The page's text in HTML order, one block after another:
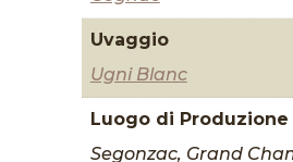
Uvaggio
Ugni Blanc
Luogo di Produzione
Segonzac, Grand